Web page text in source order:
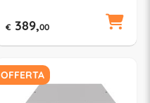
€ 389,00
OFFERTA